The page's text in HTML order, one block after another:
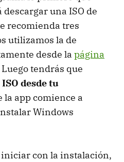
una ISO de
recomienda tres
utilizamos la de
desde la página
Luego tendrás que
desde tu
la app comience a
Windows
con la instalación,